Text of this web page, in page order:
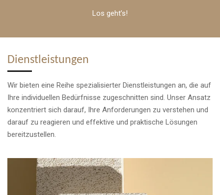
Los geht’s!
Dienstleistungen
Wir bieten eine Reihe spezialisierter Dienstleistungen an, die auf
Ihre individuellen Bedürfnisse zugeschnitten sind. Unser Ansatz
konzentriert sich darauf, Ihre Anforderungen zu verstehen und
darauf zu reagieren und effektive und praktische Lösungen
bereitzustellen.